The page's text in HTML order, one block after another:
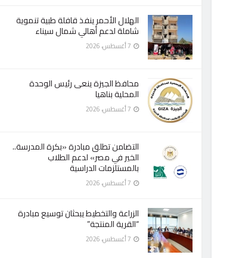
الهلال الأحمر ينفذ قافلة طبية تنموية
شاملة لدعم أهالي شمال سيناء
محافظ الجيزة ينعى رئيس الوحدة
المحلية بناهيا
التضامن تطلق مبادرة «بكرة المدرسة..
الخير في مصر» لدعم الطلاب
بالمستلزمات الدراسية
الزراعة والتخطيط يبحثان توسيع مبادرة
“القرية المنتجة”